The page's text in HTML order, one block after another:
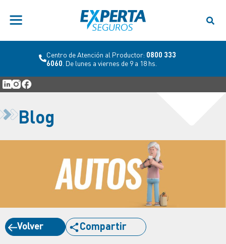
Centro de Atención al Productor: 0800 333
6060 . De lunes a viernes de 9 a 18 hs.
Blog
Volver Compartir